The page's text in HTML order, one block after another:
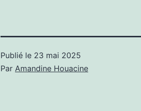
Publié le 23 mai 2025
Par Amandine Houacine